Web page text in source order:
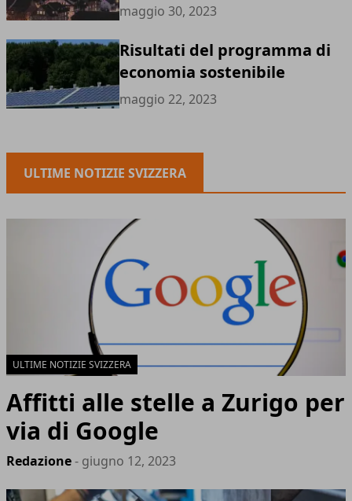
maggio 30, 2023
Risultati del programma di
economia sostenibile
maggio 22, 2023
ULTIME NOTIZIE SVIZZERA
ULTIME NOTIZIE SVIZZERA
Affitti alle stelle a Zurigo per
via di Google
Redazione- giugno 12, 2023